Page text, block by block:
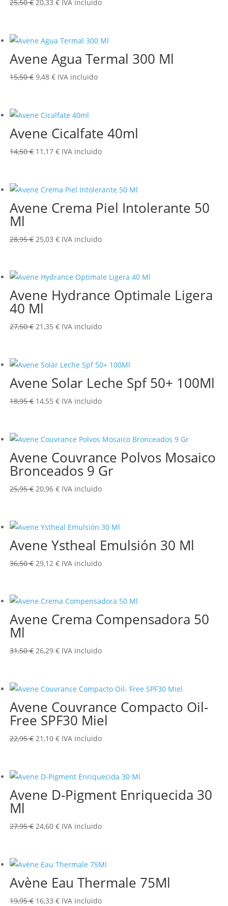
25,50€ El
era:
25,50 €.
20,33 €El
es:
20,33 €.
IVA incluido
Avene Agua Termal 300 Ml
15,50€ El
era:
15,50 €.
9,48 €El
es:
9,48 €.
IVA incluido
Avene Cicalfate 40ml
14,50€ El
era:
14,50 €.
11,17 €El
es:
11,17 €.
IVA incluido
Avene Crema Piel Intolerante 50
Ml
28,95€ El
era:
28,95 €.
25,03 €El
es:
25,03 €.
IVA incluido
Avene Hydrance Optimale Ligera
40 Ml
27,50€ El
era:
27,50 €.
21,35 €El
es:
21,35 €.
IVA incluido
Avene Solar Leche Spf 50+ 100Ml
18,95€ El
era:
18,95 €.
14,55 €El
es:
14,55 €.
IVA incluido
Avene Couvrance Polvos Mosaico
Bronceados 9 Gr
25,95€ El
era:
25,95 €.
20,96 €El
es:
20,96 €.
IVA incluido
Avene Ystheal Emulsión 30 Ml
36,50€ El
era:
36,50 €.
29,12 €El
es:
29,12 €.
IVA incluido
Avene Crema Compensadora 50
Ml
31,50€ El
era:
31,50 €.
26,29 €El
es:
26,29 €.
IVA incluido
Avene Couvrance Compacto Oil-
Free SPF30 Miel
22,95€ El
era:
22,95 €.
21,10 €El
es:
21,10 €.
IVA incluido
Avene D-Pigment Enriquecida 30
Ml
27,95€ El
era:
27,95 €.
24,60 €El
es:
24,60 €.
IVA incluido
Avène Eau Thermale 75Ml
19,95€ El
16,33 €ElIVA incluido